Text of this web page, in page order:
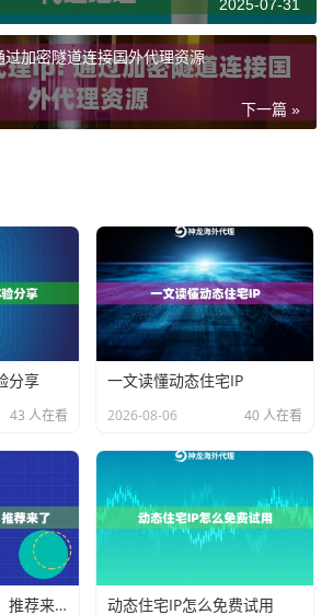
律性跳转 随机分散分布
机绑定
装代理客户端（推荐用Squid或类似工
IP获取
独享住宅IP的认证信息
填入IP地址、端口、账号密码
神龙的住宅IP有真人级伪装度。他们
或AT&T的家庭宽带地址。
关联细节
永逸的事，这里提醒几个关键点：
2025-07-31
加密隧道连接国外代理资源
下一篇 »
分享
43 人在看
一文读懂动态住宅IP
2026-08-06 40 人在看
动态住宅IP怎么选，推荐来了 动态住宅IP怎么免费试用